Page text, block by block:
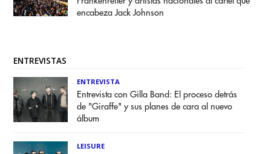
encabeza Jack Johnson
ENTREVISTAS
ENTREVISTA
Entrevista con Gilla Band: El proceso detrás
de "Giraffe" y sus planes de cara al nuevo
álbum
LEISURE